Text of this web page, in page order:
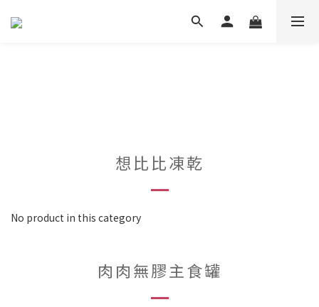
想比比凍乾
No product in this category
肉肉無膠主食罐